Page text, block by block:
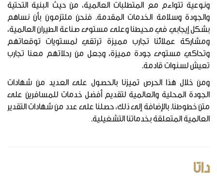
ونوعية تتواءم مع المتطلبات العالمية، من حيث البنية التحتية
والجودة وسلامة الخدمات المقدمة. فنحن ملتزمون بأن نساهم
بشكل إيجابي في محيطنا وعلى مستوى صناعة الطيران العالمية،
ومشاركة عملائنا تجارب مميزة ترتقي لمستويات توقعاتهم
وتحاكي مستوى جودة مميزة، وجعل من رحلاتهم معنا تجارب
تعيش لسنوات قادمة.
ومن خلال هذا الحرص تميزنا بالحصول على العديد من شهادات
الجودة المحلية والعالمية لتقديم أفضل خدمات للمسافرين على
متن خطوطنا. بالإضافة إلى ذلك، حصلنا على عدد من شهادات التقدير
العالمية المتعلقة بخدماتنا التشغيلية.
داتا